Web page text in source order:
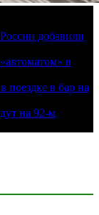
добавили
в
поездке в бар на
на 92-м